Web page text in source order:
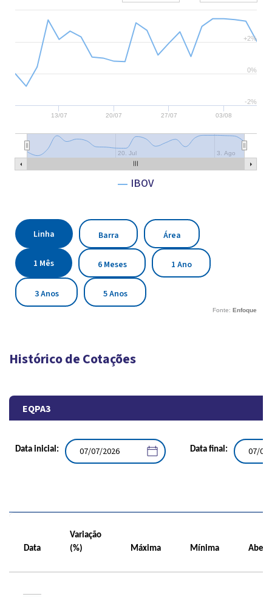
13/07 20/07 27/07 03/08
20. Jul 3. Ago
-2%
0%
+2%
IBOV
Fonte: Enfoque
Histórico de Cotações
EQPA3
Data inicial: Data final:
Data
Variação
(%)
Máxima Mínima